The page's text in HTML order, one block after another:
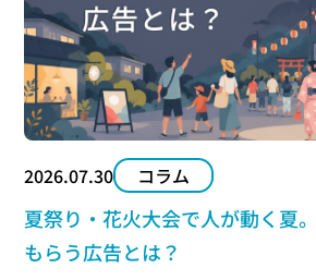
2026.07.30 コラム
夏祭り・花火大会で人が動く夏
もらう広告とは？